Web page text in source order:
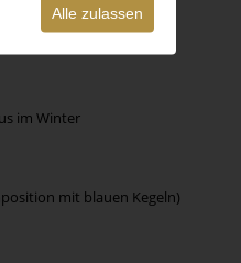
Alle zulassen
im Winter
mit blauen Kegeln)